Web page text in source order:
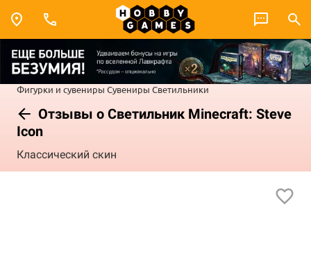
Фигурки и сувениры Сувениры Светильники
Отзывы о Светильник Minecraft: Steve
Icon
Классический скин